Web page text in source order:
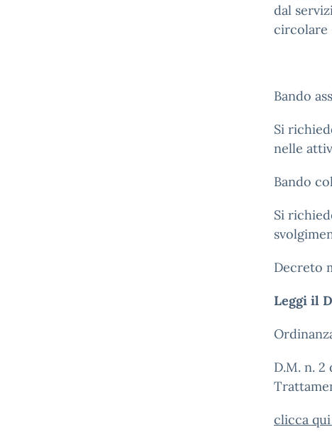
dal
circolare
Bando
Si
nelle
Bando
Si
Decreto
Leggi il
D.M. n. 2
clicca